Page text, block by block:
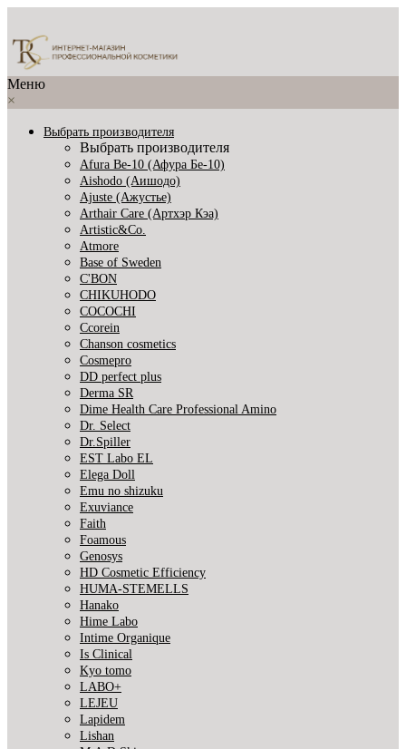
Меню
×
Выбрать производителя
Выбрать производителя
Afura Be-10 (Афура Бе-10)
Aishodo (Аишодо)
Ajuste (Ажустье)
Arthair Care (Артхэр Кэа)
Artistic&Co.
Atmore
Base of Sweden
C'BON
CHIKUHODO
COCOCHI
Ccorein
Chanson cosmetics
Cosmepro
DD perfect plus
Derma SR
Dime Health Care Professional Amino
Dr. Select
Dr.Spiller
EST Labo EL
Elega Doll
Emu no shizuku
Exuviance
Faith
Foamous
Genosys
HD Cosmetic Efficiency
HUMA-STEMELLS
Hanako
Hime Labo
Intime Organique
Is Clinical
Kyo tomo
LABO+
LEJEU
Lapidem
Lishan